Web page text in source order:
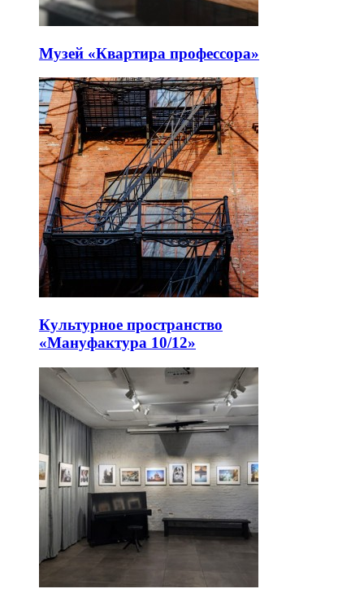
Музей «Квартира профессора»
Культурное пространство
«Мануфактура 10/12»